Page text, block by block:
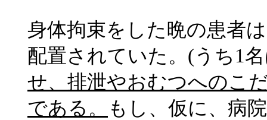
身体拘束をした晩の患者
配置されていた。(うち1
せ、排泄やおむつへのこ
である。
もし、仮に、病